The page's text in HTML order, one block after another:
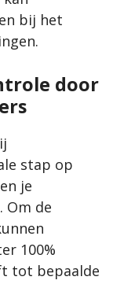
bij het
door
stap op
je
Om de
100%
tot bepaalde